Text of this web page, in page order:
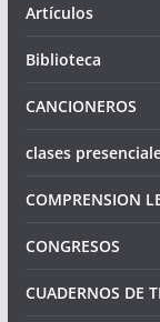
Artículos
Biblioteca
CANCIONEROS
clases
COMPRENSION
CONGRESOS
CUADERNOS DE